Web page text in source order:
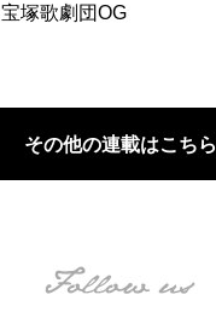
宝塚歌劇団OG
その他の連載はこちら